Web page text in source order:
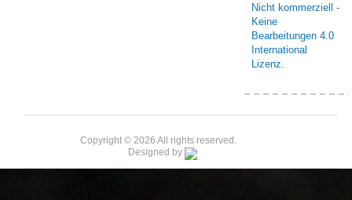
Nicht kommerziell -
Keine
Bearbeitungen 4.0
International
Lizenz.
Copyright © 2026 All rights reserved.
Designed by